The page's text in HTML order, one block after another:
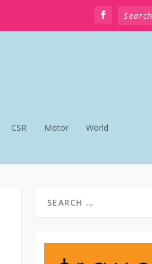
CSR Motor World